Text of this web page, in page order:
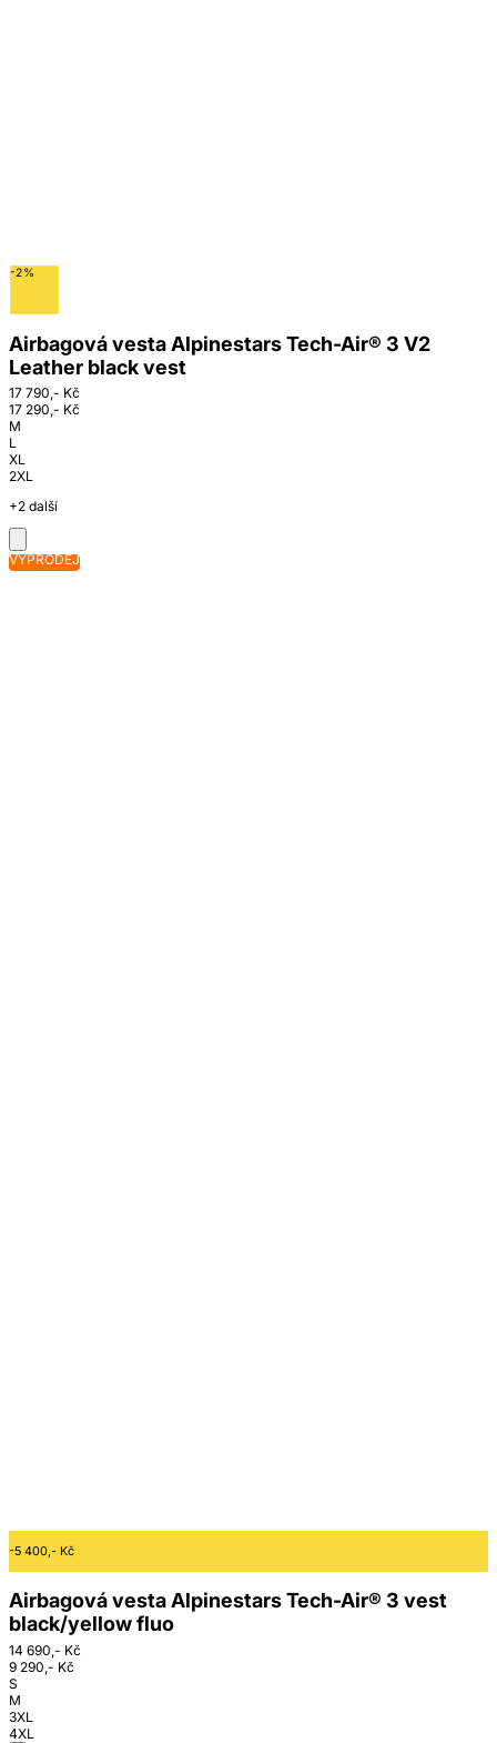
-2%
Airbagová vesta Alpinestars Tech-Air® 3 V2
Leather black vest
17 790,- Kč
17 290,- Kč
M
L
XL
2XL
+2 další
VÝPRODEJ
-5 400,- Kč
Airbagová vesta Alpinestars Tech-Air® 3 vest
black/yellow fluo
14 690,- Kč
9 290,- Kč
S
M
3XL
4XL